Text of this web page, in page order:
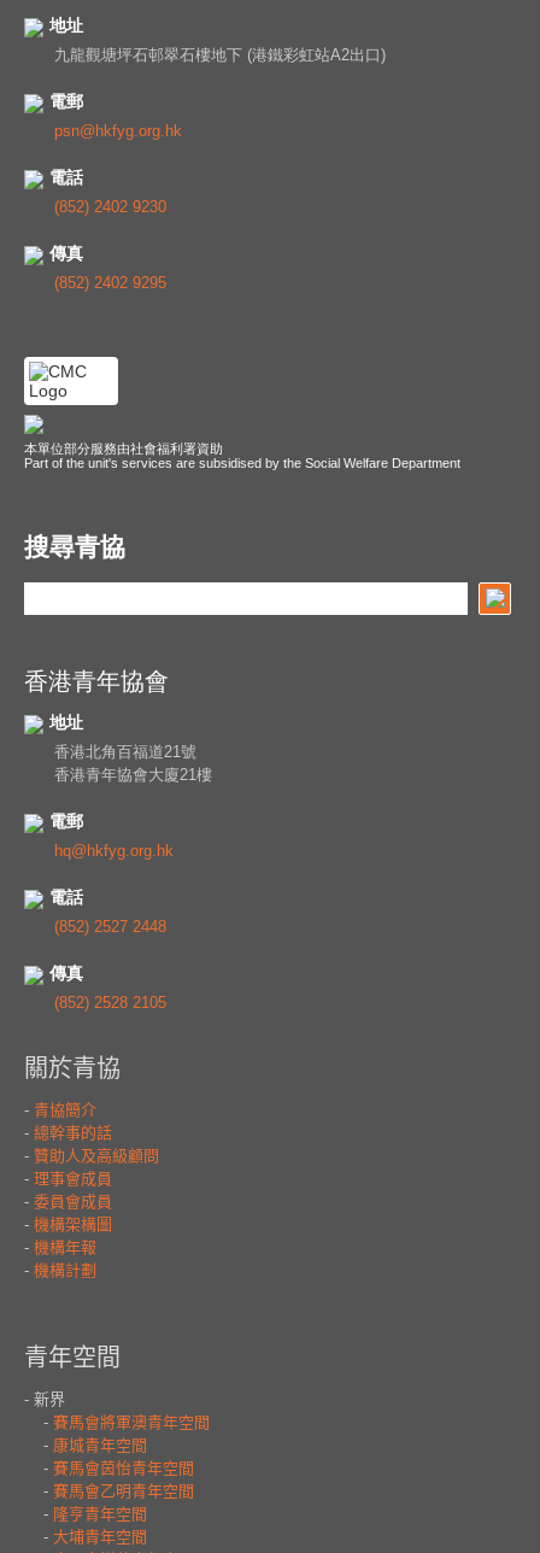
地址
九龍觀塘坪石邨翠石樓地下 (港鐵彩虹站A2出口)
電郵
psn@hkfyg.org.hk
電話
(852) 2402 9230
傳真
(852) 2402 9295
本單位部分服務由社會福利署資助
Part of the unit's services are subsidised by the Social Welfare Department
搜尋青協
香港青年協會
地址
香港北角百福道21號
香港青年協會大廈21樓
電郵
hq@hkfyg.org.hk
電話
(852) 2527 2448
傳真
(852) 2528 2105